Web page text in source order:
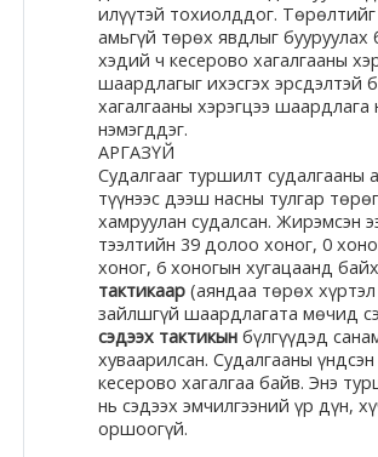
Moodle
free support
Moodle
development
Moodle
Docs
Moodle.com
илүүтэй тохиолддог. Төрөлтийг
амьгүй төрөх явдлыг
хэдий ч кесерово хагалгааны
шаардлагыг ихэсгэх эрсдэлтэй
хагалгааны хэрэгцээ шаардлага
нэмэгддэг.
АРГАЗҮЙ
Судалгааг туршилт судалгааны
түүнээс дээш насны тулгар
хамруулан судалсан. Жирэмсэн
тээлтийн 39 долоо хоног, 0
хоног, 6 хоногын хугацаанд
тактикаар(аяндаа төрөх хүртэл
зайлшгүй шаардлагата мөчид
сэдээх тактикынбүлгүүдэд
хуваарилсан. Судалгааны үндсэн
кесерово хагалгаа байв. Энэ
нь сэдээх эмчилгээний үр дүн,
оршоогүй.